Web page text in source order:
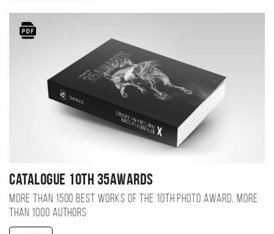
Catalogue 10TH 35AWARDS
More than 1500 best works of the 10TH photo award, more
than 1000 authors